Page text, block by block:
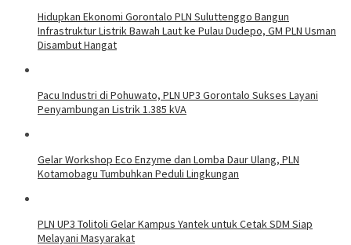
Hidupkan Ekonomi Gorontalo PLN Suluttenggo Bangun
Infrastruktur Listrik Bawah Laut ke Pulau Dudepo, GM PLN Usman
Disambut Hangat
Pacu Industri di Pohuwato, PLN UP3 Gorontalo Sukses Layani
Penyambungan Listrik 1.385 kVA
Gelar Workshop Eco Enzyme dan Lomba Daur Ulang, PLN
Kotamobagu Tumbuhkan Peduli Lingkungan
PLN UP3 Tolitoli Gelar Kampus Yantek untuk Cetak SDM Siap
Melayani Masyarakat